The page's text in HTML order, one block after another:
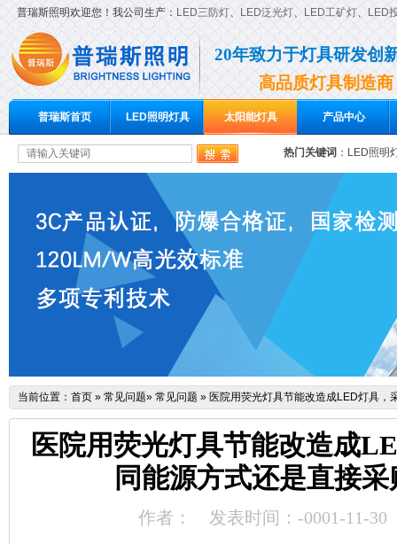
普瑞斯照明欢迎您！我公司生产： LED三防灯、 LED泛光灯、 LED工矿灯、 LED
20年致力于灯具研发创
高品质灯具制造商
普瑞斯首页 LED照明灯具 太阳能灯具 产品中心
热门关键词 ： LED照明
当前位置： 首页 » 常见问题» 常见问题 » 医院用荧光灯具节能改造成LED灯具，
医院用荧光灯具节能改造成
同能源方式还是直接
作者： 发表时间：-0001-11-30